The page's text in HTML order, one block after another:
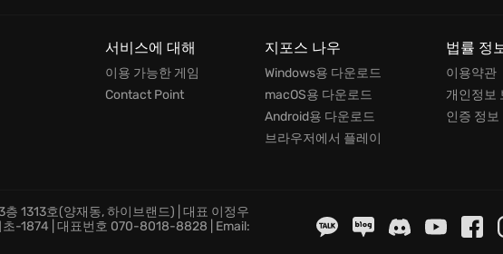
서비스에 대해
이용 가능한 게임
Contact Point
지포스 나우
Windows용 다운로드
macOS용 다운로드
Android용 다운로드
브라우저에서 플레이
법률 정
이용약관
개인정보
인증 정보
1313호(양재동, 하이브랜드) | 대표 이정우
-1874 | 대표번호 070-8018-8828 | Email: